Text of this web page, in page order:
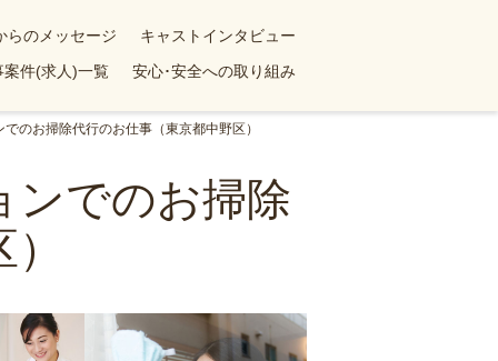
らのメッセージ
キャストインタビュー
案件(求人)一覧 安心･安全への取り組み
のお掃除代行のお仕事（東京都中野区）
ンでのお掃除